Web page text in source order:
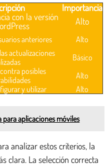
Importancia
con la versión
Alto
anteriores
Alto
actualizaciones
Básico
posibles
Alto
y utilizar Alto
para aplicaciones móviles
analizar estos criterios, la
clara. La selección correcta